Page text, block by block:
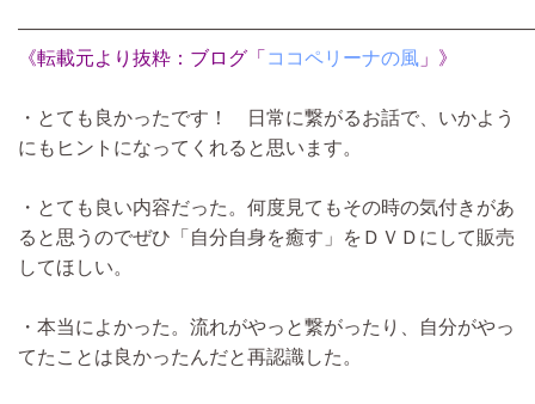
《転載元より抜粋：ブログ「 ココペリーナの風 」》
・とても良かったです！ 日常に繋がるお話で、いかよう
にもヒントになってくれると思います。
・とても良い内容だった。何度見てもその時の気付きがあ
ると思うのでぜひ「自分自身を癒す」をＤＶＤにして販売
してほしい。
・本当によかった。流れがやっと繋がったり、自分がやっ
てたことは良かったんだと再認識した。